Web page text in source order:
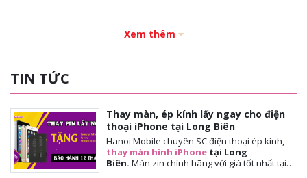
Xem thêm
TIN TỨC
Thay màn, ép kính lấy ngay cho điện
thoại iPhone tại Long Biên
Hanoi Mobile chuyên SC điện thoại ép kính,
thay màn hình iPhone tại Long
Biên. Màn zin chính hãng với giá tốt nhất tại